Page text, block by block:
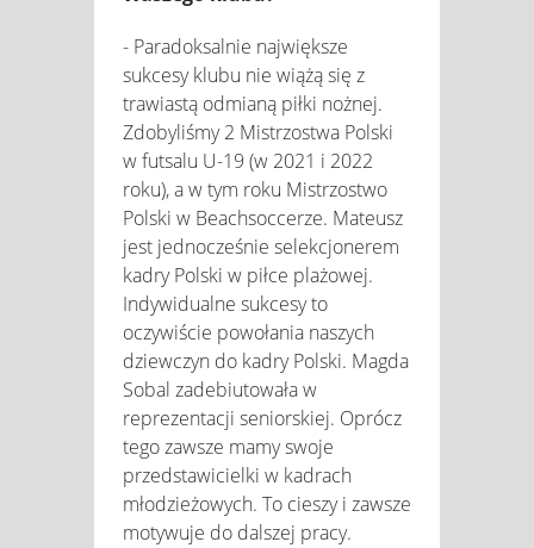
- Paradoksalnie największe
sukcesy klubu nie wiążą się z
trawiastą odmianą piłki nożnej.
Zdobyliśmy 2 Mistrzostwa Polski
w futsalu U-19 (w 2021 i 2022
roku), a w tym roku Mistrzostwo
Polski w Beachsoccerze. Mateusz
jest jednocześnie selekcjonerem
kadry Polski w piłce plażowej.
Indywidualne sukcesy to
oczywiście powołania naszych
dziewczyn do kadry Polski. Magda
Sobal zadebiutowała w
reprezentacji seniorskiej. Oprócz
tego zawsze mamy swoje
przedstawicielki w kadrach
młodzieżowych. To cieszy i zawsze
motywuje do dalszej pracy.